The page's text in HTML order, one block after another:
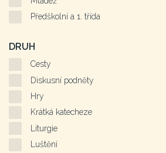
Předškolní a 1. třída
DRUH
Cesty
Diskusní podněty
Hry
Krátká katecheze
Liturgie
Luštění